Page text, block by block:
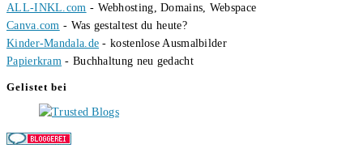
ALL-INKL.com - Webhosting, Domains, Webspace
Canva.com - Was gestaltest du heute?
Kinder-Mandala.de - kostenlose Ausmalbilder
Papierkram - Buchhaltung neu gedacht
Gelistet bei